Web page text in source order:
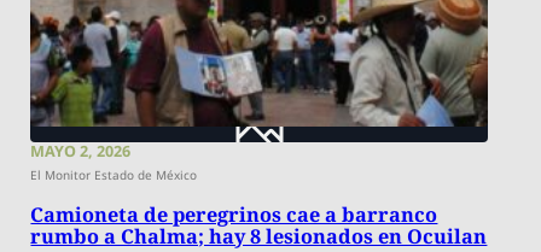
MAYO 2, 2026
El Monitor Estado de México
Camioneta de peregrinos cae a barranco
rumbo a Chalma; hay 8 lesionados en Ocuilan